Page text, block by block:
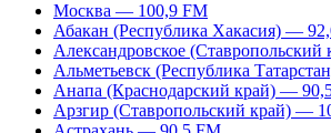
Москва — 100,9 FM
Абакан (Республика Хакасия) —
Александровское
Альметьевск (Республика
Анапа (Краснодарский край) —
Арзгир (Ставропольский край) —